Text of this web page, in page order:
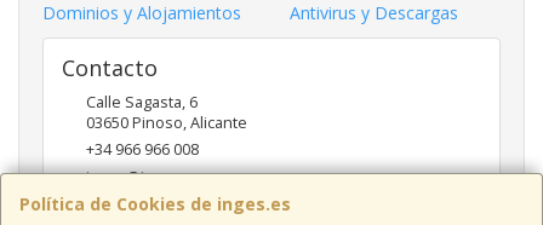
Política de Cookies de inges.es
Dominios y Alojamientos
Antivirus y Descargas
Contacto
Calle Sagasta, 6
03650Pinoso,Alicante
+34 966 966 008
inges@inges.es